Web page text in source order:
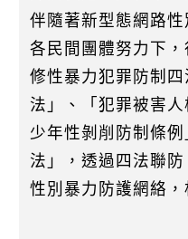
伴隨著新型態網路
各民間團體努力下
修性暴力犯罪防制
法」、「犯罪被害
少年性剝削防制條
法」，透過四法聯
性別暴力防護網絡，